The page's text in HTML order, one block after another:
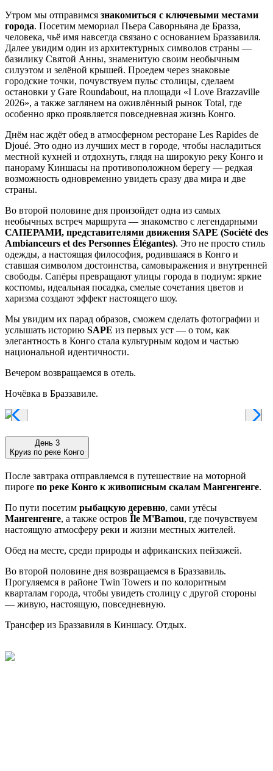
Утром мы отправимся знакомиться с ключевыми местами
города. Посетим мемориал Пьера Саворньяна де Бразза,
человека, чьё имя навсегда связано с основанием Браззавиля.
Далее увидим один из архитектурных символов страны —
базилику Святой Анны, знаменитую своим необычным
силуэтом и зелёной крышей. Проедем через знаковые
городские точки, почувствуем пульс столицы, сделаем
остановки у Gare Roundabout, на площади «I Love Brazzaville
2026», а также заглянем на оживлённый рынок Total, где
особенно ярко проявляется повседневная жизнь Конго.
Днём нас ждёт обед в атмосферном ресторане Les Rapides de
Djoué. Это одно из лучших мест в городе, чтобы насладиться
местной кухней и отдохнуть, глядя на широкую реку Конго и
панораму Киншасы на противоположном берегу — редкая
возможность одновременно увидеть сразу два мира и две
страны.
Во второй половине дня произойдет одна из самых
необычных встреч маршрута — знакомство с легендарными
САПЕРАМИ, представителями движения SAPE (Société des
Ambianceurs et des Personnes Élégantes). Это не просто стиль
одежды, а настоящая философия, родившаяся в Конго и
ставшая символом достоинства, самовыражения и внутренней
свободы. Сапёры превращают улицы города в подиум: яркие
костюмы, идеальная посадка, смелые сочетания цветов и
харизма создают эффект настоящего шоу.
Мы увидим их парад образов, сможем сделать фотографии и
услышать историю SAPE из первых уст — о том, как
элегантность в Конго стала культурным кодом и частью
национальной идентичности.
Вечером возвращаемся в отель.
Ночёвка в Браззавиле.
День 3
Круиз по реке Конго
После завтрака отправляемся в путешествие на моторной
пироге по реке Конго к живописным скалам Мангенгенге.
По пути посетим рыбацкую деревню, сами утёсы
Мангенгенге, а также остров Île M'Bamou, где почувствуем
настоящую атмосферу реки и жизни местных жителей.
Обед на месте, среди природы и африканских пейзажей.
Во второй половине дня возвращаемся в Браззавиль.
Прогуляемся в районе Twin Towers и по колоритным
кварталам города, чтобы увидеть столицу с другой стороны
— живую, настоящую, повседневную.
Трансфер из Браззавиля в Киншасу. Отдых.